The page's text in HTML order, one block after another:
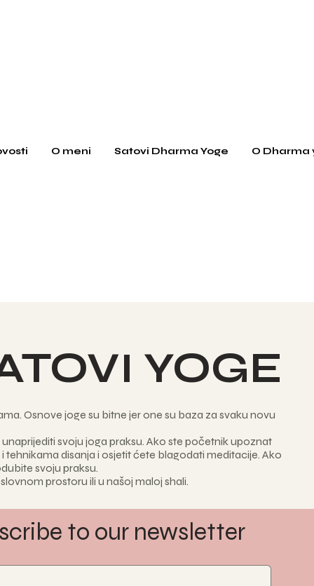
O meni Satovi Dharma Yoge O Dharma
YOGE
Osnove joge su bitne jer one su baza za svaku novu
svoju joga praksu. Ako ste početnik upoznat
disanja i osjetit ćete blagodati meditacije. Ako
svoju praksu.
prostoru ili u našoj maloj shali.
to our newsletter